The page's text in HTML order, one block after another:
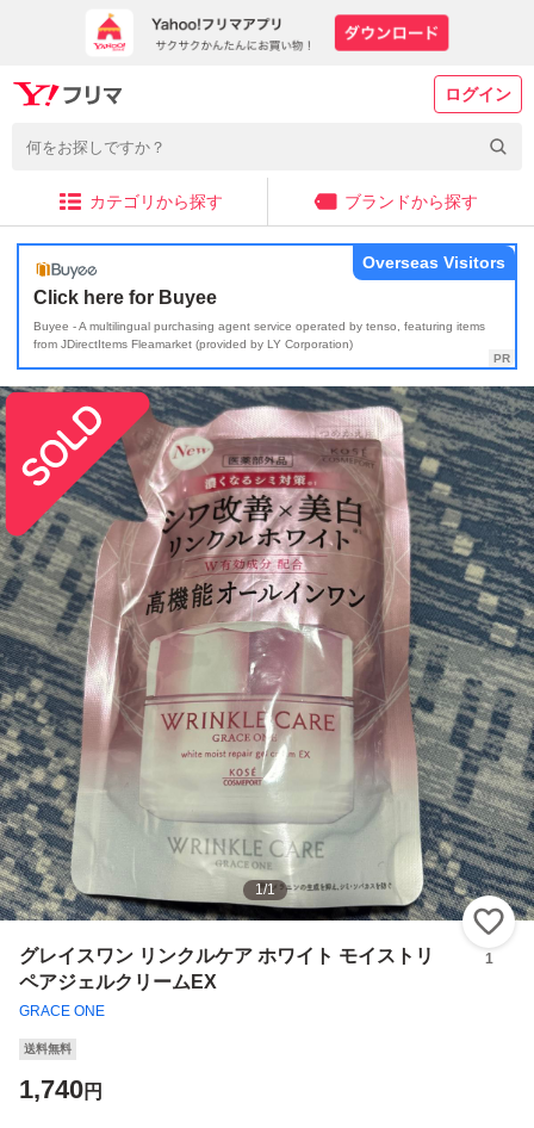
ログイン
カテゴリから探す ブランドから探す
Click here for Buyee
Buyee - A multilingual purchasing agent service operated by tenso, featuring items
from JDirectItems Fleamarket (provided by LY Corporation)
Overseas Visitors
1/1
グレイスワン リンクルケア ホワイト モイストリ
ペアジェルクリームEX
GRACE ONE
1
送料無料
1,740円